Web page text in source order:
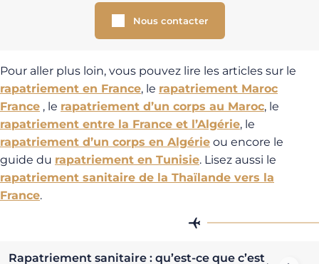
Nous contacter
Pour aller plus loin, vous pouvez lire les articles sur le
rapatriement en France, le rapatriement Maroc
France , le rapatriement d’un corps au Maroc, le
rapatriement entre la France et l’Algérie, le
rapatriement d’un corps en Algérie ou encore le
guide du rapatriement en Tunisie. Lisez aussi le
rapatriement sanitaire de la Thaïlande vers la
France.
Rapatriement sanitaire : qu’est-ce que c’est